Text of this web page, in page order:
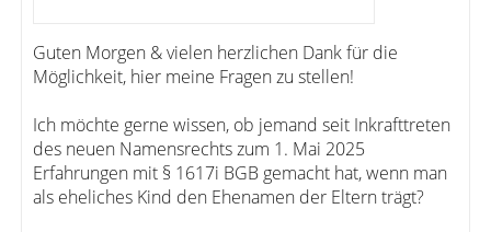
Guten Morgen & vielen herzlichen Dank für die
Möglichkeit, hier meine Fragen zu stellen!
Ich möchte gerne wissen, ob jemand seit Inkrafttreten
des neuen Namensrechts zum 1. Mai 2025
Erfahrungen mit § 1617i BGB gemacht hat, wenn man
als eheliches Kind den Ehenamen der Eltern trägt?